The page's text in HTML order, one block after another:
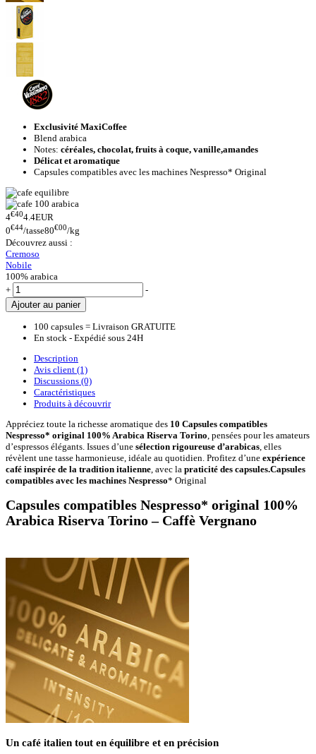
Exclusivité MaxiCoffee
Blend arabica
Notes: céréales, chocolat, fruits à coque, vanille,amandes
Délicat et aromatique
Capsules compatibles avec les machines Nespresso* Original
4€404.4EUR
0€44/tasse80€00/kg
Découvrez aussi :
Cremoso
Nobile
100% arabica
+
-
Ajouter au panier
100 capsules = Livraison GRATUITE
En stock - Expédié sous 24H
Description
Avis client (1)
Discussions (0)
Caractéristiques
Produits à découvrir
Appréciez toute la richesse aromatique des 10 Capsules compatibles
Nespresso* original 100% Arabica Riserva Torino , pensées pour les amateurs
d’espressos élégants. Issues d’une sélection rigoureuse d’arabicas , elles
révèlent une tasse harmonieuse, idéale au quotidien. Profitez d’une expérience
café inspirée de la tradition italienne , avec la praticité des capsules.Capsules
compatibles avec les machines Nespresso* Original
Capsules compatibles Nespresso* original 100%
Arabica Riserva Torino – Caffè Vergnano
Un café italien tout en équilibre et en précision